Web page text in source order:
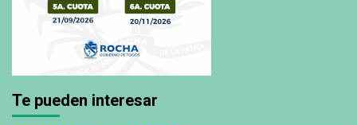
Te pueden interesar